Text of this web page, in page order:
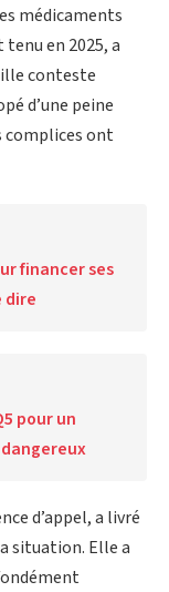
médicaments
en 2025, a
conteste
d’une peine
complices ont
financer ses
dire
pour un
d’appel, a livré
situation. Elle a